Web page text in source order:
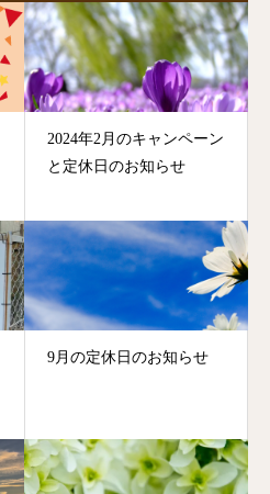
2024年2月のキャンペーン
と定休日のお知らせ
9月の定休日のお知らせ